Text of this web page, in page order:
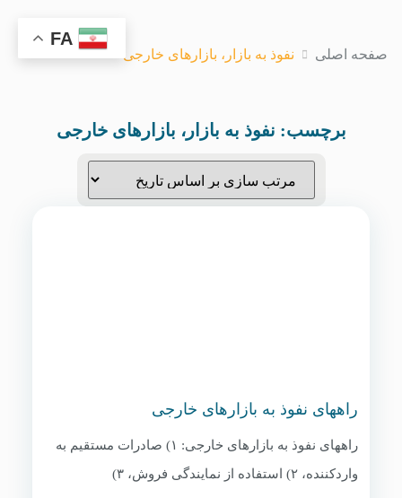
صفحه اصلی نفوذ به بازار، بازارهای خارجی
برچسب: نفوذ به بازار، بازارهای خارجی
راههای نفوذ به بازارهای خارجی
راههای نفوذ به بازارهای خارجی: ۱) صادرات مستقیم به
واردکننده، ۲) استفاده از نمایندگی فروش، ۳)
FA